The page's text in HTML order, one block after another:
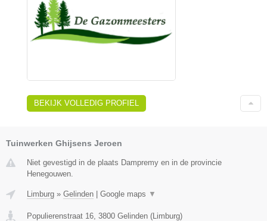
BEKIJK VOLLEDIG PROFIEL
Tuinwerken Ghijsens Jeroen
Niet gevestigd in de plaats Dampremy en in de provincie
Henegouwen.
Limburg » Gelinden Google maps ▼
Populierenstraat 16 3800 Gelinden ( Limburg)